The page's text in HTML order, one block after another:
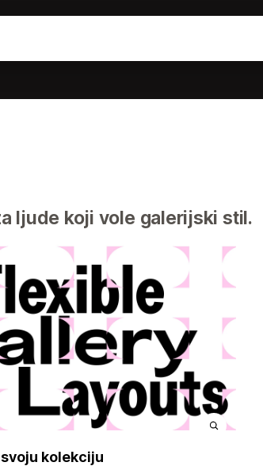
ljude koji vole galerijski stil.
kolekciju